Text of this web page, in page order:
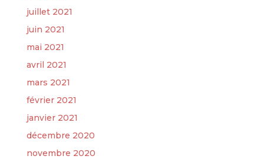
juillet 2021
juin 2021
mai 2021
avril 2021
mars 2021
février 2021
janvier 2021
décembre 2020
novembre 2020